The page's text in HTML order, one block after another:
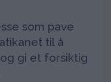
som pave
til å
gi et forsiktig